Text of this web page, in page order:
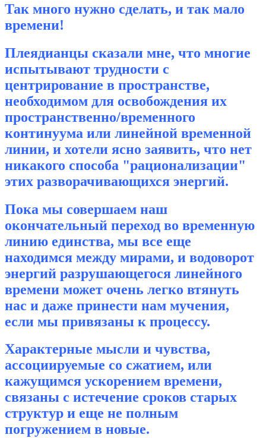
Так много нужно сделать, и так мало
времени!
Плеядианцы сказали мне, что многие
испытывают трудности с
центрирование в пространстве,
необходимом для освобождения их
пространственно/временного
континуума или линейной временной
линии, и хотели ясно заявить, что нет
никакого способа "рационализации"
этих разворачивающихся энергий.
Пока мы совершаем наш
окончательный переход во временную
линию единства, мы все еще
находимся между мирами, и водоворот
энергий разрушающегося линейного
времени может очень легко втянуть
нас и даже принести нам мучения,
если мы привязаны к процессу.
Характерные мысли и чувства,
ассоциируемые со сжатием, или
кажущимся ускорением времени,
связаны с истечение сроков старых
структур и еще не полным
погружением в новые.